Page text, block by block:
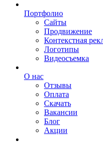
Портфолио
Сайты
Продвижение
Контекстная
Логотипы
Видеосъемка
О нас
Отзывы
Оплата
Скачать
Вакансии
Блог
Акции